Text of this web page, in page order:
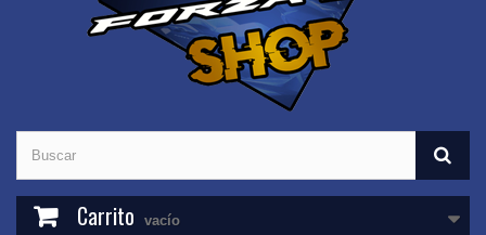
Carrito vacío